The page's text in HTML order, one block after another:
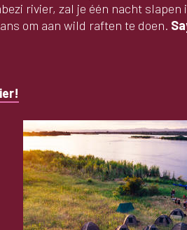
rivier, zal je één nacht
om aan wild raften te doen.